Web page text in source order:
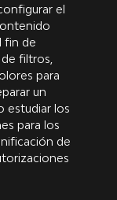
el
fin de
filtros,
para
un
estudiar los
para los
de